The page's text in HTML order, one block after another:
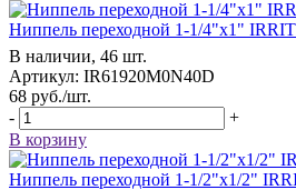
Ниппель переходной 1-1/4"x1"
В наличии, 46 шт.
Артикул: IR61920M0N40D
68 руб./шт.
-
+
В корзину
Ниппель переходной 1-1/2"x1/2"